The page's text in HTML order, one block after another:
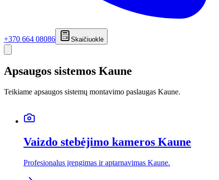
+370 664 08086 Skaičiuoklė
Apsaugos sistemos Kaune
Teikiame apsaugos sistemų montavimo paslaugas Kaune.
Vaizdo stebėjimo kameros Kaune
Profesionalus įrengimas ir aptarnavimas Kaune.